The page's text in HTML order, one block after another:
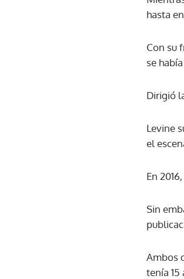
hasta
Con su
se
Dirigió
Levine
el
En
Sin
Ambos
tenía 15